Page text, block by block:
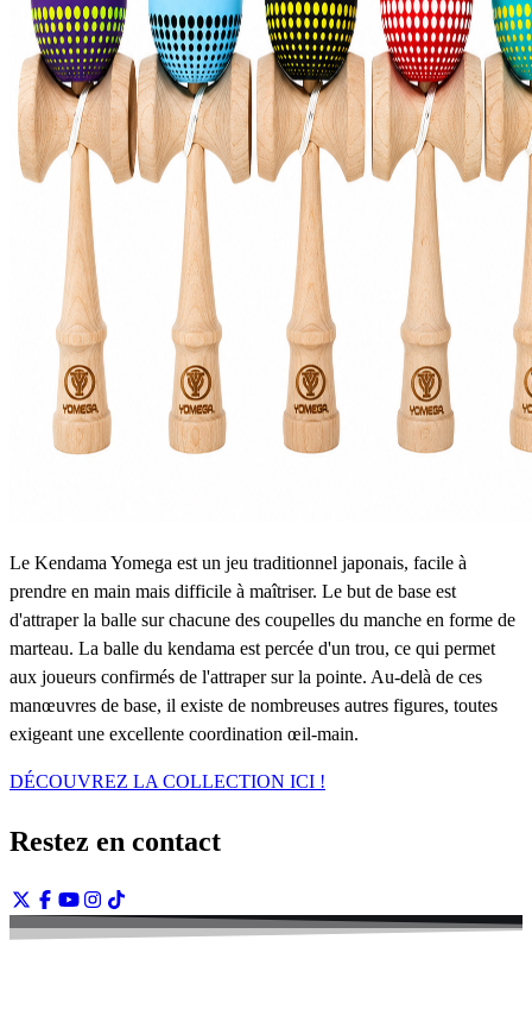
Le Kendama Yomega est un jeu traditionnel japonais, facile à
prendre en main mais difficile à maîtriser. Le but de base est
d'attraper la balle sur chacune des coupelles du manche en forme de
marteau. La balle du kendama est percée d'un trou, ce qui permet
aux joueurs confirmés de l'attraper sur la pointe. Au-delà de ces
manœuvres de base, il existe de nombreuses autres figures, toutes
exigeant une excellente coordination œil-main.
DÉCOUVREZ LA COLLECTION ICI !
Restez en contact